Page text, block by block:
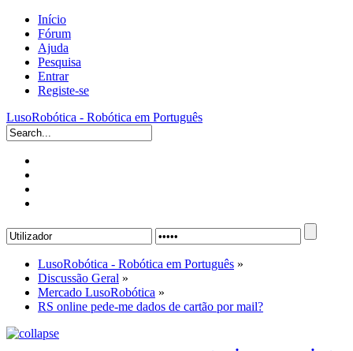
Início
Fórum
Ajuda
Pesquisa
Entrar
Registe-se
LusoRobótica - Robótica em Português
LusoRobótica - Robótica em Português »
Discussão Geral »
Mercado LusoRobótica »
RS online pede-me dados de cartão por mail?